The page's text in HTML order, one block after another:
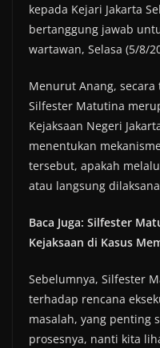
kepada Kejari Jakarta
bertanggung jawab
wartawan, Selasa (5/8/
Menurut Anang,
Silfester Matutina
Kejaksaan Negeri
menentukan
tersebut, apakah
atau langsung
Baca Juga: Silfester
Kejaksaan di Kasus
Sebelumnya, Silfester
terhadap rencana
masalah, yang penting
prosesnya, nanti kita